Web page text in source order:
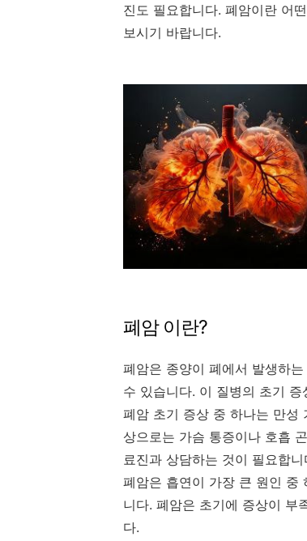
진도 필요합니다. 폐암이란 어
보시기 바랍니다.
폐암 이란?
폐암은 종양이 폐에서 발생하
수 있습니다. 이 질병의 초기
폐암 초기 증상 중 하나는 만성
상으로는 가슴 통증이나 호흡
료진과 상담하는 것이 필요합니
폐암은 흡연이 가장 큰 원인 중
니다. 폐암은 초기에 증상이 부
다.